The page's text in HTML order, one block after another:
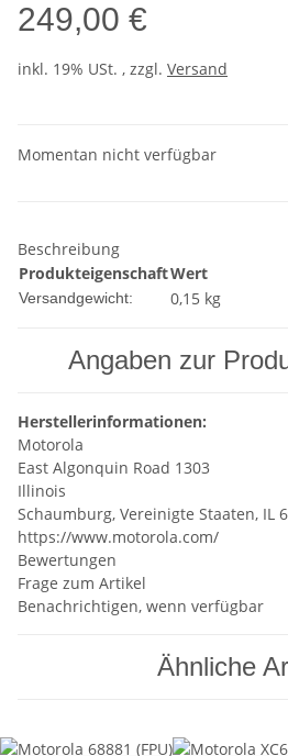
249,00 €
inkl. 19% USt. , zzgl. Versand
Momentan nicht verfügbar
Beschreibung
ProdukteigenschaftWert
Versandgewicht: 0,15 kg
Angaben zur
Herstellerinformationen:
Motorola
East Algonquin Road 1303
Illinois
Schaumburg, Vereinigte Staaten, IL
https://www.motorola.com/
Bewertungen
Frage zum Artikel
Benachrichtigen, wenn verfügbar
Ähnliche